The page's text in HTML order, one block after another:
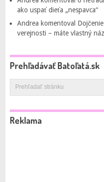
ako uspať dieťa „nespavca“
Andrea komentoval
verejnosti – máte vlastný
Prehľadávať Batoľatá.sk
Reklama